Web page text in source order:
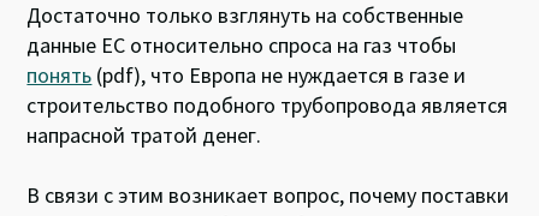
Достаточно только взглянуть на собственные
данные ЕС относительно спроса на газ чтобы
понять (pdf), что Европа не нуждается в газе и
строительство подобного трубопровода является
напрасной тратой денег.
В связи с этим возникает вопрос, почему поставки